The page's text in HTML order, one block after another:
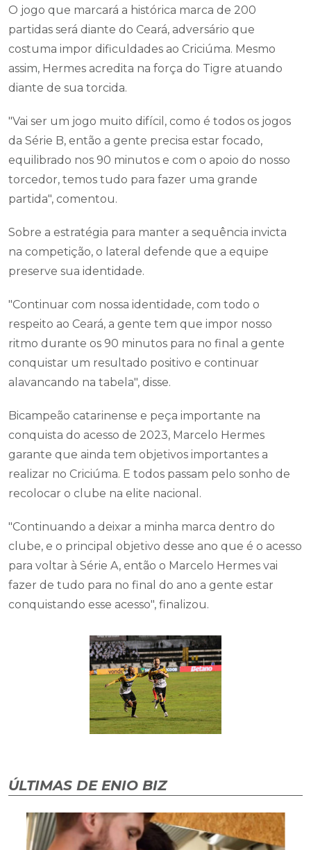
O jogo que marcará a histórica marca de 200
partidas será diante do Ceará, adversário que
costuma impor dificuldades ao Criciúma. Mesmo
assim, Hermes acredita na força do Tigre atuando
diante de sua torcida.
"Vai ser um jogo muito difícil, como é todos os jogos
da Série B, então a gente precisa estar focado,
equilibrado nos 90 minutos e com o apoio do nosso
torcedor, temos tudo para fazer uma grande
partida", comentou.
Sobre a estratégia para manter a sequência invicta
na competição, o lateral defende que a equipe
preserve sua identidade.
"Continuar com nossa identidade, com todo o
respeito ao Ceará, a gente tem que impor nosso
ritmo durante os 90 minutos para no final a gente
conquistar um resultado positivo e continuar
alavancando na tabela", disse.
Bicampeão catarinense e peça importante na
conquista do acesso de 2023, Marcelo Hermes
garante que ainda tem objetivos importantes a
realizar no Criciúma. E todos passam pelo sonho de
recolocar o clube na elite nacional.
"Continuando a deixar a minha marca dentro do
clube, e o principal objetivo desse ano que é o acesso
para voltar à Série A, então o Marcelo Hermes vai
fazer de tudo para no final do ano a gente estar
conquistando esse acesso", finalizou.
ÚLTIMAS DE ENIO BIZ